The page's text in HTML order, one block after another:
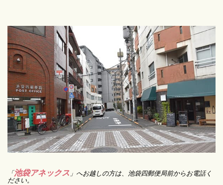
「池袋アネックス 」へお越しの方は、池袋四郵便局前からお電話く
ださい。